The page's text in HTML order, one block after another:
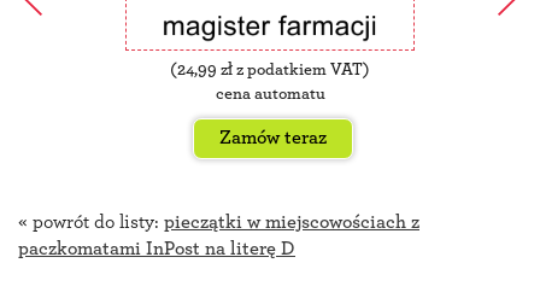
(24,99 zł z podatkiem VAT)
cena automatu
Zamów teraz
« powrót do listy: pieczątki w miejscowościach z
paczkomatami InPost na literę D